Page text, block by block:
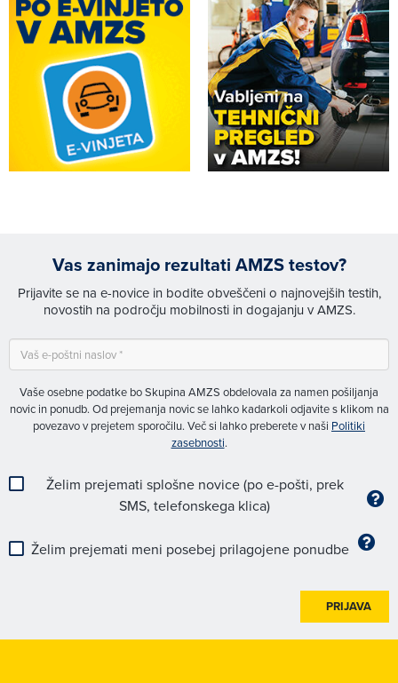
Vas zanimajo rezultati AMZS testov?
Prijavite se na e-novice in bodite obveščeni o najnovejših testih,
novostih na področju mobilnosti in dogajanju v AMZS.
Vaše osebne podatke bo Skupina AMZS obdelovala za namen pošiljanja
novic in ponudb. Od prejemanja novic se lahko kadarkoli odjavite s klikom na
povezavo v prejetem sporočilu. Več si lahko preberete v naši Politiki
zasebnosti.
Želim prejemati splošne novice (po e-pošti, prek
SMS, telefonskega klica)
Želim prejemati meni posebej prilagojene ponudbe
PRIJAVA